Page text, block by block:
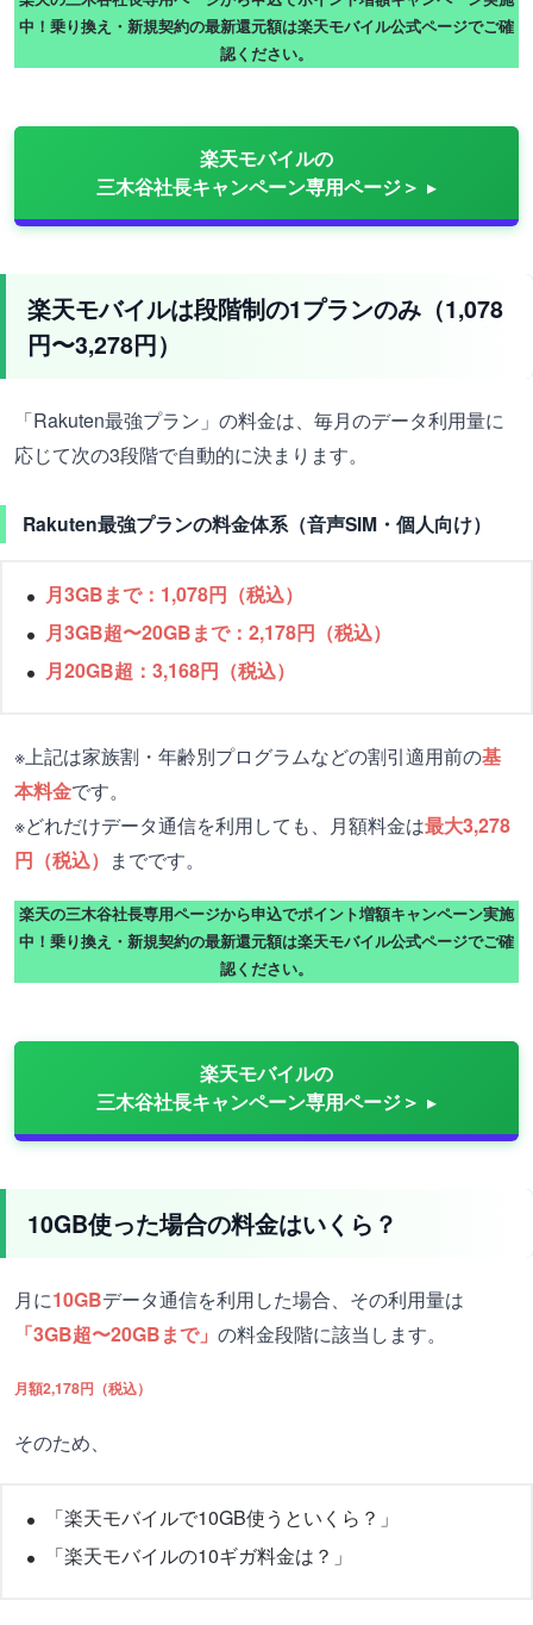
中！乗り換え・新規契約の最新還元額は楽天モバイル公式ページでご確
認ください。
楽天モバイルの
三木谷社長キャンペーン専用ページ＞
楽天モバイルは段階制の1プランのみ（1,078
円〜3,278円）
「Rakuten最強プラン」の料金は、毎月のデータ利用量に
応じて次の3段階で自動的に決まります。
Rakuten最強プランの料金体系（音声SIM・個人向け）
月3GBまで：1,078円（税込）
月3GB超〜20GBまで：2,178円（税込）
月20GB超：3,168円（税込）
※上記は家族割・年齢別プログラムなどの割引適用前の基
本料金です。
※どれだけデータ通信を利用しても、月額料金は最大3,278
円（税込） までです。
楽天の三木谷社長専用ページから申込でポイント増額キャンペーン実施
中！乗り換え・新規契約の最新還元額は楽天モバイル公式ページでご確
認ください。
楽天モバイルの
三木谷社長キャンペーン専用ページ＞
10GB使った場合の料金はいくら？
月に10GBデータ通信を利用した場合、その利用量は
「3GB超〜20GBまで」 の料金段階に該当します。
月額2,178円（税込）
そのため、
「楽天モバイルで10GB使うといくら？」
「楽天モバイルの10ギガ料金は？」